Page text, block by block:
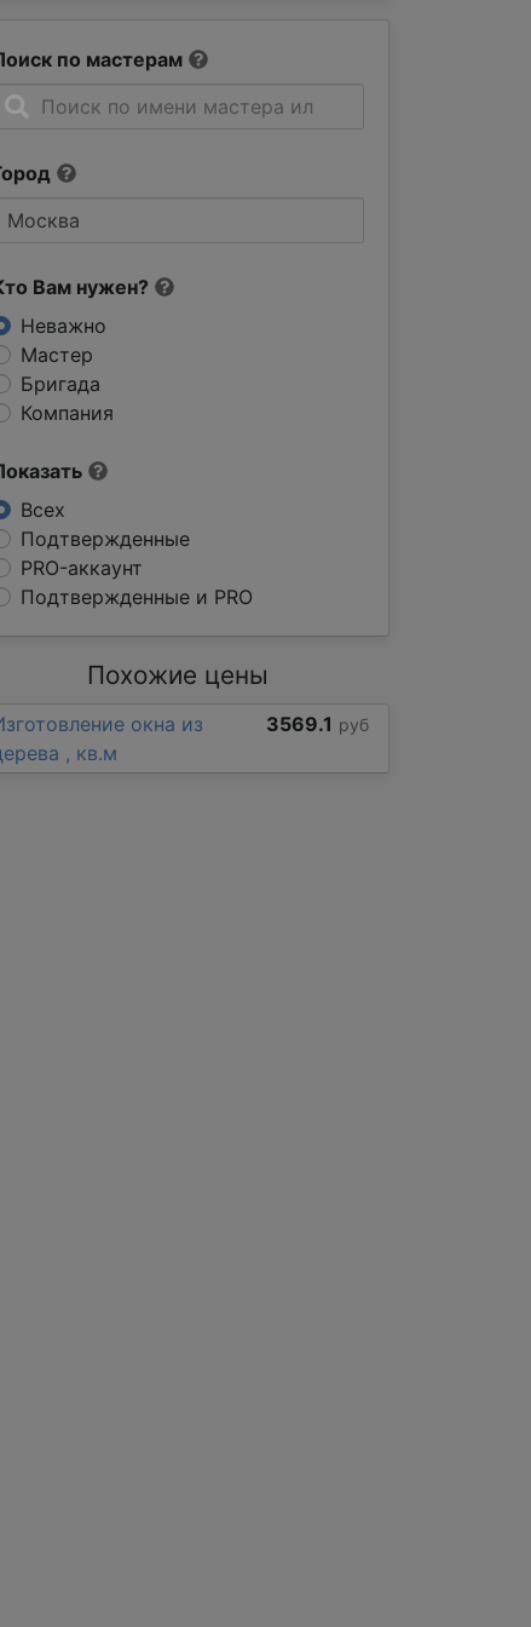
по мастерам
Вам нужен?
Неважно
Мастер
Бригада
Компания
Всех
Подтвержденные
PRO-аккаунт
Подтвержденные и PRO
Похожие цены
окна из
, кв.м
3569.1 руб